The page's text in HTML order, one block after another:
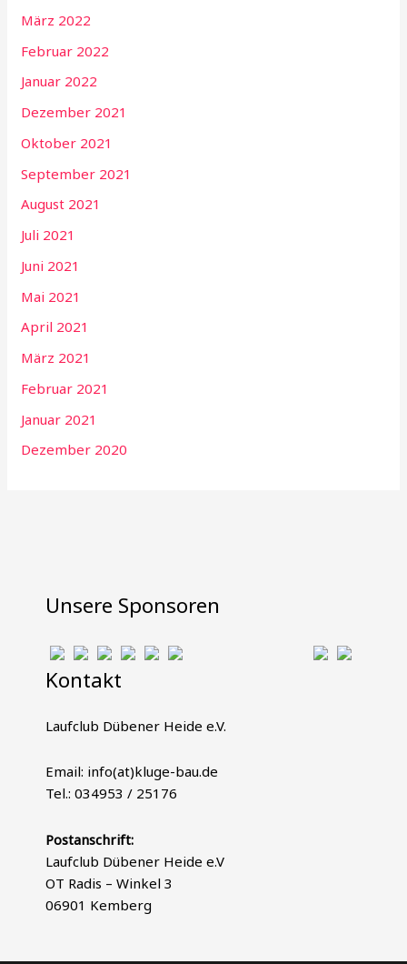
März 2022
Februar 2022
Januar 2022
Dezember 2021
Oktober 2021
September 2021
August 2021
Juli 2021
Juni 2021
Mai 2021
April 2021
März 2021
Februar 2021
Januar 2021
Dezember 2020
Unsere Sponsoren
Kontakt
Laufclub Dübener Heide e.V.
Email: info(at)kluge-bau.de
Tel.: 034953 / 25176
Postanschrift:
Laufclub Dübener Heide e.V
OT Radis – Winkel 3
06901 Kemberg